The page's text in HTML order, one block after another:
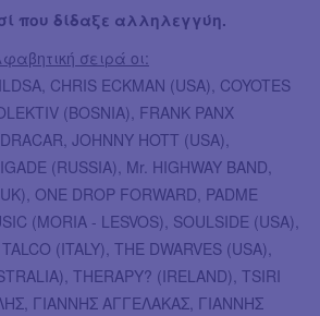
που δίδαξε αλληλεγγύη.
σειρά οι:
CHRIS ECKMAN (USA), COYOTES
(BOSNIA), FRANK PANX
JOHNΝΥ HOTT (USA),
(RUSSIA), Mr. HIGHWAY BAND,
ONE DROP FORWARD, PADME
(MORIA - LESVOS), SOULSIDE (USA),
(ITALY), THE DWARVES (USA),
ΤΗΕRAPY? (IRΕLAND), TSIRI
ΓΙΑΝΝΗΣ ΑΓΓΕΛΑΚΑΣ, ΓΙΑΝΝΗΣ